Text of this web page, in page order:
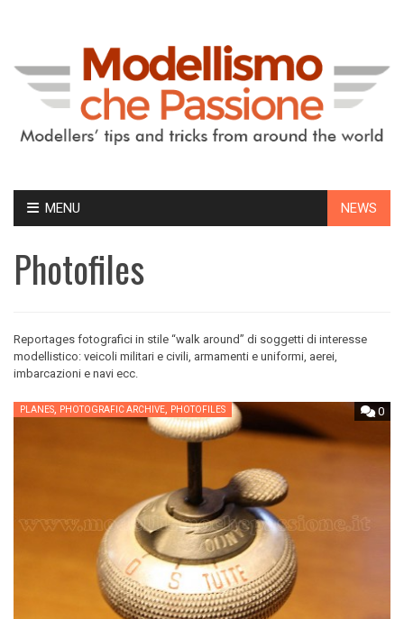
MENU NEWS
Photofiles
Reportages fotografici in stile “walk around” di soggetti di interesse
modellistico: veicoli militari e civili, armamenti e uniformi, aerei,
imbarcazioni e navi ecc.
0
PLANES PHOTOGRAFIC ARCHIVE PHOTOFILES